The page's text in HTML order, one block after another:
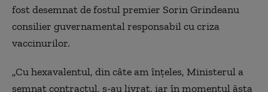
fost desemnat de fostul premier Sorin Grindeanu
consilier guvernamental responsabil cu criza
vaccinurilor.
„Cu hexavalentul, din câte am înţeles, Ministerul a
semnat contractul, s-au livrat, iar în momentul ăsta